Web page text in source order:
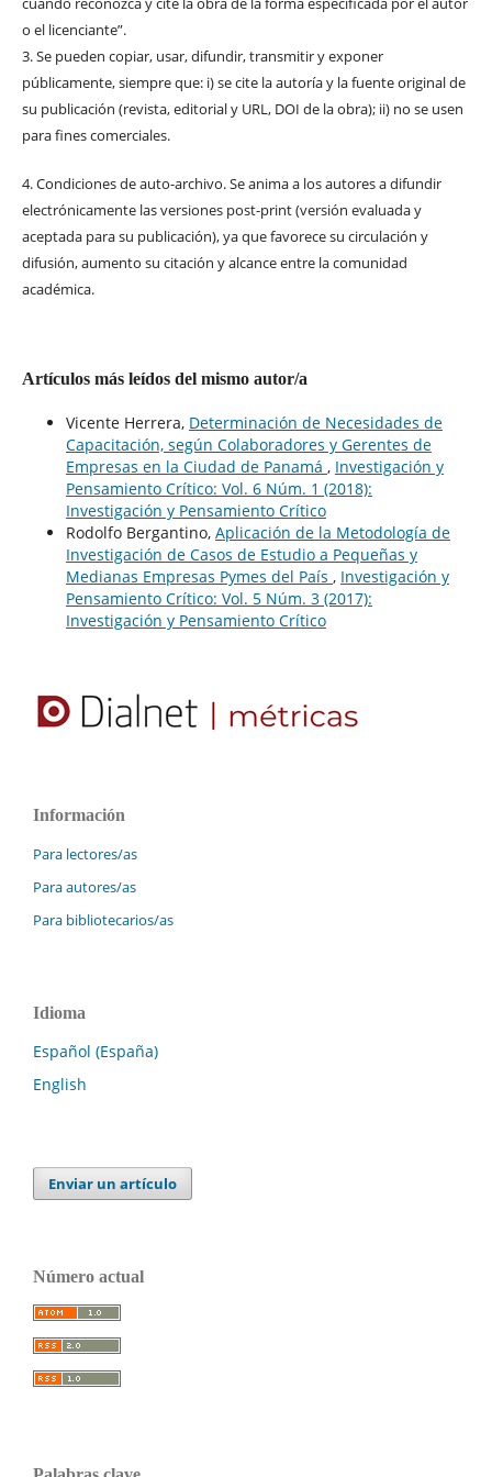
o el licenciante”.
3. Se pueden copiar, usar, difundir, transmitir y exponer
públicamente, siempre que: i) se cite la autoría y la fuente original de
su publicación (revista, editorial y URL, DOI de la obra); ii) no se usen
para fines comerciales.
4. Condiciones de auto-archivo. Se anima a los autores a difundir
electrónicamente las versiones post-print (versión evaluada y
aceptada para su publicación), ya que favorece su circulación y
difusión, aumento su citación y alcance entre la comunidad
académica.
Artículos más leídos del mismo autor/a
Vicente Herrera, Determinación de Necesidades de
Capacitación, según Colaboradores y Gerentes de
Empresas en la Ciudad de Panamá , Investigación y
Pensamiento Crítico: Vol. 6 Núm. 1 (2018):
Investigación y Pensamiento Crítico
Rodolfo Bergantino, Aplicación de la Metodología de
Investigación de Casos de Estudio a Pequeñas y
Medianas Empresas Pymes del País , Investigación y
Pensamiento Crítico: Vol. 5 Núm. 3 (2017):
Investigación y Pensamiento Crítico
Información
Para lectores/as
Para autores/as
Para bibliotecarios/as
Idioma
Español (España)
English
Enviar un artículo
Número actual